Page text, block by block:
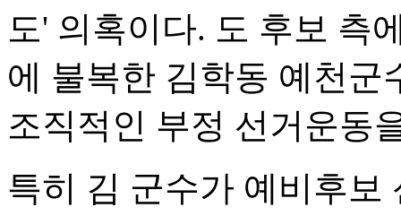
도' 의혹이다. 도 후보 측
에 불복한 김학동 예천군
조직적인 부정 선거운동
특히 김 군수가 예비후보